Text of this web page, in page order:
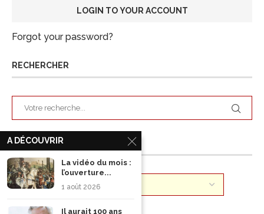
Forgot your password?
RECHERCHER
ARCHIVES
A DÉCOUVRIR
La vidéo du mois :
l’ouverture...
1 août 2026
Il aurait 100 ans